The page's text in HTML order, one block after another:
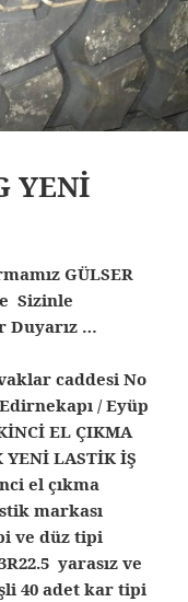
YENİ
GÜLSER
Sizinle
Duyarız …
caddesi No
/ Eyüp
EL ÇIKMA
YENİ LASTİK İŞ
el çıkma
markası
ve düz tipi
yarasız ve
40 adet kar tipi